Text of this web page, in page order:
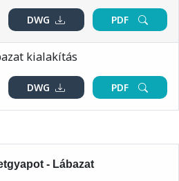
DWG PDF
kialakítás
DWG PDF
- Lábazat